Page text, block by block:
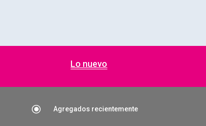
Lo nuevo
\ Agregados recientemente